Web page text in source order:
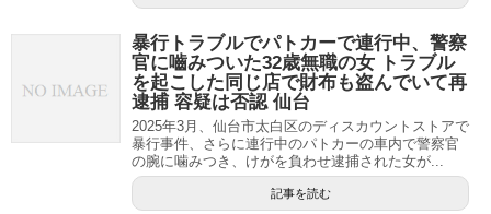
暴行トラブルでパトカーで連行中、警察
官に嚙みついた32歳無職の女 トラブル
を起こした同じ店で財布も盗んでいて再
逮捕 容疑は否認 仙台
2025年3月、仙台市太白区のディスカウントストアで
暴行事件、さらに連行中のパトカーの車内で警察官
の腕に噛みつき、けがを負わせ逮捕された女が...
記事を読む